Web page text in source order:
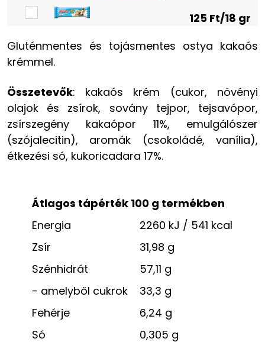
125 Ft/18 gr
Gluténmentes és tojásmentes ostya kakaós
krémmel.
Összetevők: kakaós krém (cukor, növényi
olajok és zsírok, sovány tejpor, tejsavópor,
zsírszegény kakaópor 11%, emulgálószer
(szójalecitin), aromák (csokoládé, vanília),
étkezési só, kukoricadara 17%.
Átlagos tápérték 100 g termékben
Energia
2260 kJ / 541 kcal
Zsír
31,98 g
Szénhidrát
57,11 g
- amelyből cukrok
33,3 g
Fehérje
6,24 g
Só
0,305 g